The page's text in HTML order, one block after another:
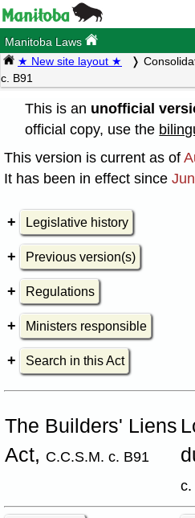
Manitoba Laws
★ New site layout ★
c. B91
This is an unofficial
official copy, use the
This version is current as of
It has been in effect since
Legislative history
Previous version(s)
Regulations
Ministers responsible
Search in this Act
The Builders' Liens
Act, C.C.S.M. c. B91
c.